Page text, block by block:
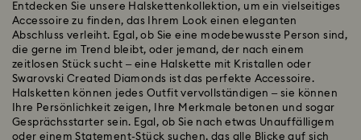
Entdecken Sie unsere Halskettenkollektion, um ein vielseitiges
Accessoire zu finden, das Ihrem Look einen eleganten
Abschluss verleiht. Egal, ob Sie eine modebewusste Person sind,
die gerne im Trend bleibt, oder jemand, der nach einem
zeitlosen Stück sucht – eine Halskette mit Kristallen oder
Swarovski Created Diamonds ist das perfekte Accessoire.
Halsketten können jedes Outfit vervollständigen – sie können
Ihre Persönlichkeit zeigen, Ihre Merkmale betonen und sogar
Gesprächsstarter sein. Egal, ob Sie nach etwas Unauffälligem
oder einem Statement-Stück suchen, das alle Blicke auf sich